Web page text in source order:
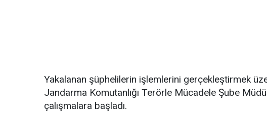
Yakalanan şüphelilerin işlemlerini gerçekleştirmek
Jandarma Komutanlığı Terörle Mücadele Şube
çalışmalara başladı.